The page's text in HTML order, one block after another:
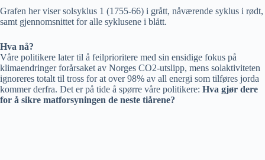
Grafen her viser solsyklus 1 (1755-66) i grått, nåværende syklus i rødt,
samt gjennomsnittet for alle syklusene i blått.
Hva nå?
Våre politikere later til å feilprioritere med sin ensidige fokus på
klimaendringer forårsaket av Norges CO2-utslipp, mens solaktiviteten
ignoreres totalt til tross for at over 98% av all energi som tilføres jorda
kommer derfra. Det er på tide å spørre våre politikere: Hva gjør dere
for å sikre matforsyningen de neste tiårene?